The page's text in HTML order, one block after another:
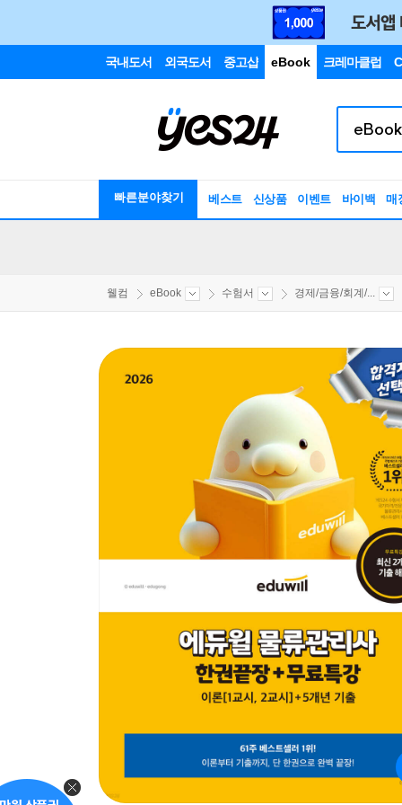
국내도서 외국도서 중고샵 eBook 크레마클럽
빠른분야찾기 베스트 신상품 이벤트 바이백 매
웰컴 eBook 수험서 경제/금융/회계/...